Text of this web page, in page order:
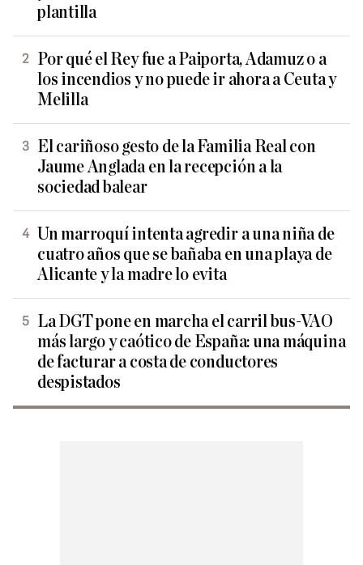
plantilla
Por qué el Rey fue a Paiporta, Adamuz o a
los incendios y no puede ir ahora a Ceuta y
Melilla
El cariñoso gesto de la Familia Real con
Jaume Anglada en la recepción a la
sociedad balear
Un marroquí intenta agredir a una niña de
cuatro años que se bañaba en una playa de
Alicante y la madre lo evita
La DGT pone en marcha el carril bus-VAO
más largo y caótico de España: una máquina
de facturar a costa de conductores
despistados